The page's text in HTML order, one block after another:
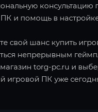
консультацию
ПК и помощь в
свой шанс купить
непрерывным
torg-pc.ru и
игровой ПК уже